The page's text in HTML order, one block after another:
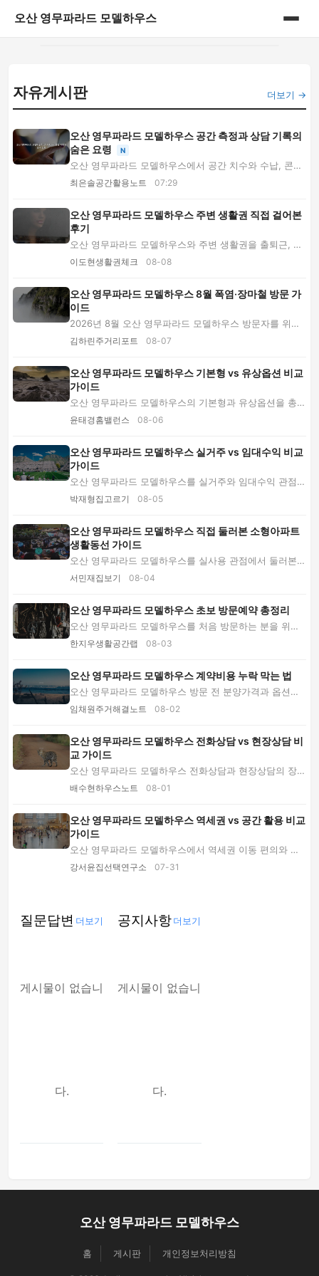
오산 영무파라드 모델하우스
게시판
자유게시판
오산 영무파라드 모델하우스 공간 측정과 상담 기록의
숨은 요령
N
오산 영무파라드 모델하우스에서 공간 치수와 수납, 콘센
트, 생활 동선을 정확히 확인하는 숨은 관람 요...
최은솔공간활용노트 07:29
오산 영무파라드 모델하우스 주변 생활권 직접 걸어본
후기
오산 영무파라드 모델하우스와 주변 생활권을 출퇴근, 장
보기, 소음, 채광 기준으로 직접 살펴본 후기입...
이도현생활권체크 08-08
오산 영무파라드 모델하우스 8월 폭염·장마철 방문 가
이드
2026년 8월 오산 영무파라드 모델하우스 방문자를 위한
폭염·소나기 대비 가이드입니다. 추천 시간대부...
김하린주거리포트 08-07
오산 영무파라드 모델하우스 기본형 vs 유상옵션 비교
가이드
오산 영무파라드 모델하우스의 기본형과 유상옵션을 총비
용, 공간 활용, 시공 품질, 보증 범위로 비교합...
윤태경홈밸런스 08-06
오산 영무파라드 모델하우스 실거주 vs 임대수익 비교
가이드
오산 영무파라드 모델하우스를 실거주와 임대수익 관점으
로 비교합니다. 생활동선, 총투입비용, 입지, ...
박재형집고르기 08-05
오산 영무파라드 모델하우스 직접 둘러본 소형아파트
생활동선 가이드
오산 영무파라드 모델하우스를 실사용 관점에서 둘러본
후기입니다. 생활동선과 수납, 채광, 소음, 옵션...
서민재집보기 08-04
오산 영무파라드 모델하우스 초보 방문예약 총정리
오산 영무파라드 모델하우스를 처음 방문하는 분을 위해
예약, 주소·주차 확인, 소형아파트 평면 보는 ...
한지우생활공간랩 08-03
오산 영무파라드 모델하우스 계약비용 누락 막는 법
오산 영무파라드 모델하우스 방문 전 분양가격과 옵션비,
대출 부대비용, 주차·예약 오류를 확인하고 계...
임채원주거해결노트 08-02
오산 영무파라드 모델하우스 전화상담 vs 현장상담 비
교 가이드
오산 영무파라드 모델하우스 전화상담과 현장상담의 장단
점을 가격 확인, 공간 체험, 방문예약, 주차, ...
배수현하우스노트 08-01
오산 영무파라드 모델하우스 역세권 vs 공간 활용 비교
가이드
오산 영무파라드 모델하우스에서 역세권 이동 편의와 소
형 아파트 공간 활용 중 무엇을 우선할지 2026년...
강서윤집선택연구소 07-31
더보기 →
질문답변
게시물이 없습니
다.
더보기 공지사항
게시물이 없습니
다.
더보기
오산 영무파라드 모델하우스
홈 게시판 개인정보처리방침